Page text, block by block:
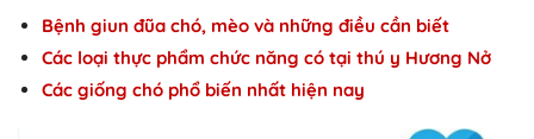
Bệnh giun đũa chó, mèo và những điều cần biết
Các loại thực phẩm chức năng có tại thú y Hương Nở
Các giống chó phổ biến nhất hiện nay